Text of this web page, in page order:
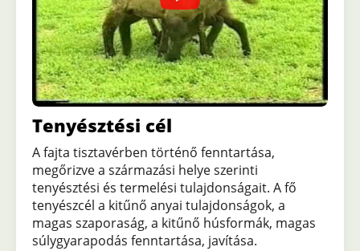
Tenyésztési cél
A fajta tisztavérben történő fenntartása,
megőrizve a származási helye szerinti
tenyésztési és termelési tulajdonságait. A fő
tenyészcél a kitűnő anyai tulajdonságok, a
magas szaporaság, a kitűnő húsformák, magas
súlygyarapodás fenntartása, javítása.